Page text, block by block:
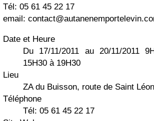
Tél: 05 61 45 22 17
email:
Date et Heure
Du 17/11/2011 au 20/11/2011
15H30 à 19H30
Lieu
ZA du Buisson, route de Saint
Téléphone
Tél: 05 61 45 22 17